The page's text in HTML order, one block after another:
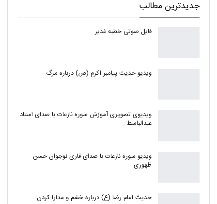
جدیدترین مطالب
فایل صوتی خطبه غدیر
ویدیو حدیث پیامبر اکرم (ص) درباره مرگ
ویدیوی تصویری آموزش سوره نازعات با صدای استاد
عبدالباسط…
ویدیو سوره نازعات با صدای قاری نوجوان حسن
ظهوری
حدیث امام رضا (ع) درباره خشم و مدارا کردن